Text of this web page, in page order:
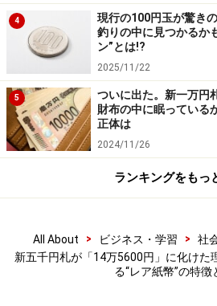
4
現行の100円玉が驚き
釣りの中に見つかるか
ン”とは!?
2025/11/22
5
ついに出た。新一万円
財布の中に眠っている
正体は
2024/11/26
ランキングをもっ
All About > ビジネス・学習 > 社
新五千円札が「14万5600円」に化けた
る“レア紙幣”の特徴